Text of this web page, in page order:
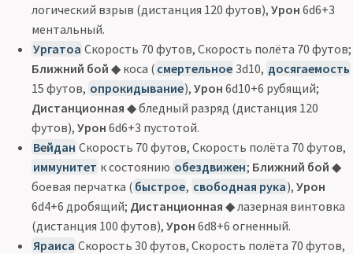
логический взрыв (дистанция 120 футов), Урон 6d6+3
ментальный.
Ургатоа Скорость 70 футов, Скорость полёта 70 футов;
Ближний бой ◆ коса ( смертельное 3d10, досягаемость
15 футов, опрокидывание),Урон 6d10+6 рубящий;
Дистанционная ◆ бледный разряд (дистанция 120
футов), Урон 6d6+3 пустотой.
Вейдан Скорость 70 футов, Скорость полёта 70 футов,
иммунитет к состоянию обездвижен; Ближний бой ◆
боевая перчатка ( быстрое, свободная рука),Урон
6d4+6 дробящий; Дистанционная ◆ лазерная винтовка
(дистанция 100 футов), Урон 6d8+6 огненный.
Яраиса Скорость 30 футов, Скорость полёта 70 футов,